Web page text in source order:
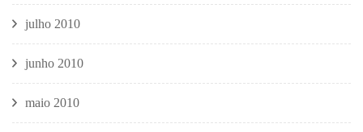
julho 2010
junho 2010
maio 2010